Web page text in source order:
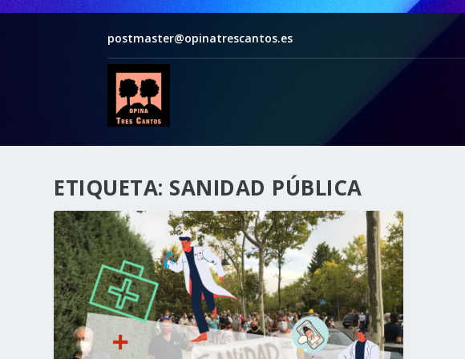
postmaster@opinatrescantos.es
ETIQUETA: SANIDAD PÚBLICA